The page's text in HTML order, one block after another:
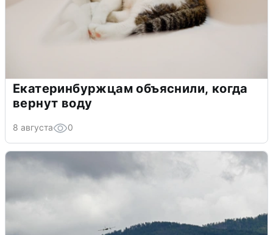
Екатеринбуржцам объяснили, когда
вернут воду
8 августа 0